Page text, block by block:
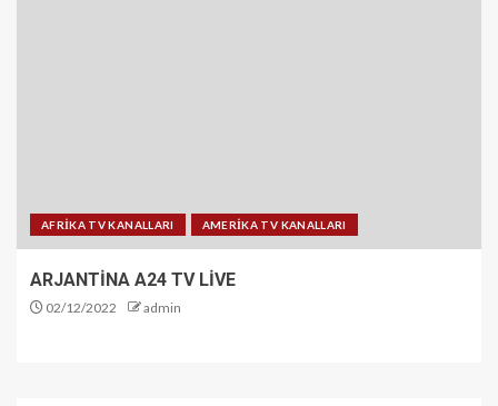
AFRİKA TV KANALLARI AMERİKA TV KANALLARI
ARJANTİNA A24 TV LİVE
02/12/2022 admin